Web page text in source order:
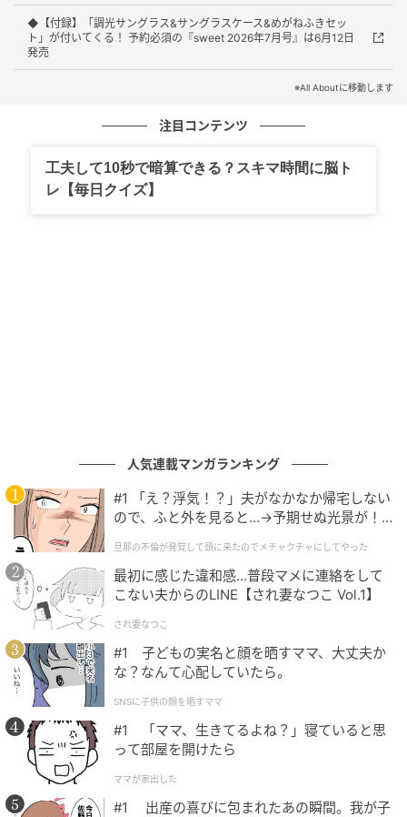
今回の目玉は、水色リボンのひとつ結びスタイルがス
ウィートな「モンチッチちゃん」のフェイスポーチチ
ャームです。ぬいぐるみのようなふわふわとした手触
りで、バッグに付けるだけで可愛らしいアクセントに
なります。見た目の愛らしさはもちろん、ポーチ仕様
になっているため、リップやアメ、イヤホンなどちょ
っとした小物を収納できる実用性も兼ね備えていま
す。
癒やしの仲間が大集合！質感がたまらないぷ
っくりシール
◆【付録】「調光サングラス&サングラスケース&めがねふきセッ
ト」が付いてくる！ 予約必須の『sweet 2026年7月号』は6月12日
発売
※All Aboutに移動します
注目コンテンツ
工夫して10秒で暗算できる？スキマ時間に脳ト
レ【毎日クイズ】
人気連載マンガランキング
#1 「え？浮気！？」夫がなかなか帰宅しない
ので、ふと外を見ると…→予期せぬ光景が！
クチャにしてやった
旦那の不倫が発覚して頭に来たのでメチャクチャにしてやった
最初に感じた違和感…普段マメに連絡をして
こない夫からのLINE【され妻なつこ Vol.1】
され妻なつこ
#1 子どもの実名と顔を晒すママ、大丈夫か
な？なんて心配していたら。
SNSに子供の顔を晒すママ
#1 「ママ、生きてるよね？」寝ていると思
って部屋を開けたら
ママが家出した
#1 出産の喜びに包まれたあの瞬間。我が子